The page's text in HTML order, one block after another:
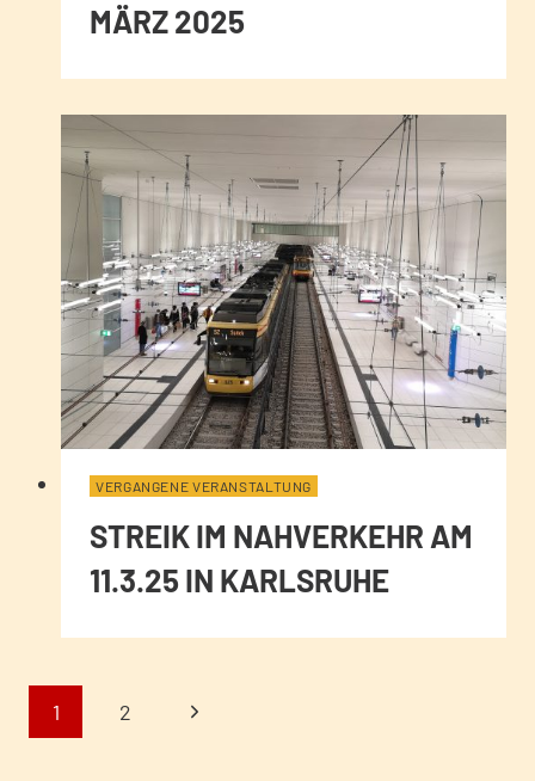
MÄRZ 2025
VERGANGENE VERANSTALTUNG
STREIK IM NAHVERKEHR AM
11.3.25 IN KARLSRUHE
1 2
Nächste